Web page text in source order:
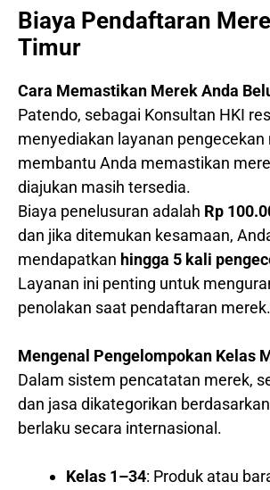
Biaya Pendaftaran
Timur
Cara Memastikan Merek Anda
Patendo, sebagai Konsultan HKI
menyediakan layanan
membantu Anda memastikan
diajukan masih tersedia.
Biaya penelusuran adalah Rp
dan jika ditemukan kesamaan,
mendapatkan hingga 5 kali
Layanan ini penting untuk
penolakan saat pendaftaran merek.
Mengenal Pengelompokan Kelas
Dalam sistem pencatatan merek,
dan jasa dikategorikan
berlaku secara internasional.
Kelas 1–34: Produk atau